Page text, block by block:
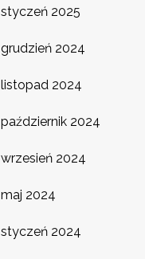
styczeń 2025
grudzień 2024
listopad 2024
październik 2024
wrzesień 2024
maj 2024
styczeń 2024